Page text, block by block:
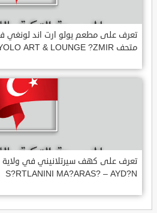
تعرف على مطعم يولو ارت اند لونغي
متحف YOLO ART & LOUNGE ?ZMIR
تعرف على كهف سيرتلانيني في ولاية
S?RTLANINI MA?ARAS? – AYD?N